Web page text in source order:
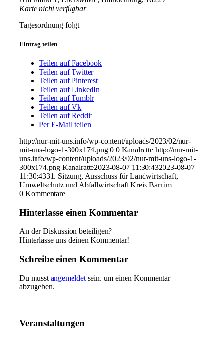
Karte nicht verfügbar
Tagesordnung folgt
Eintrag teilen
Teilen auf Facebook
Teilen auf Twitter
Teilen auf Pinterest
Teilen auf LinkedIn
Teilen auf Tumblr
Teilen auf Vk
Teilen auf Reddit
Per E-Mail teilen
http://nur-mit-uns.info/wp-content/uploads/2023/02/nur-
mit-uns-logo-1-300x174.png 0 0 Kanalratte http://nur-mit-
uns.info/wp-content/uploads/2023/02/nur-mit-uns-logo-1-
300x174.png Kanalratte2023-08-07 11:30:432023-08-07
11:30:4331. Sitzung, Ausschuss für Landwirtschaft,
Umweltschutz und Abfallwirtschaft Kreis Barnim
0 Kommentare
Hinterlasse einen Kommentar
An der Diskussion beteiligen?
Hinterlasse uns deinen Kommentar!
Schreibe einen Kommentar
Du musstangemeldet sein, um einen Kommentar
abzugeben.
Veranstaltungen